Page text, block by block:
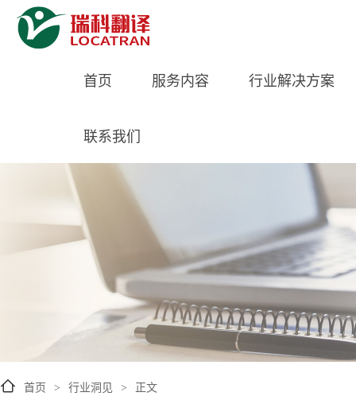
首页 服务内容 行业解决方案
联系我们
首页 > 行业洞见 > 正文